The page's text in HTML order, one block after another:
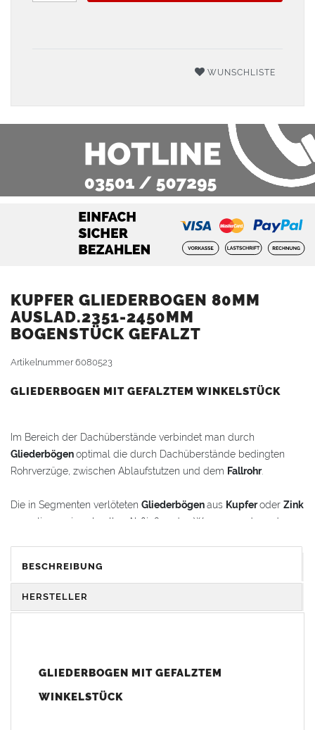
WUNSCHLISTE
KUPFER GLIEDERBOGEN 80MM
AUSLAD.2351-2450MM
BOGENSTÜCK GEFALZT
Artikelnummer6080523
GLIEDERBOGEN MIT GEFALZTEM WINKELSTÜCK
Im Bereich der Dachüberstände verbindet man durch
Gliederbögenoptimal die durch Dachüberstände bedingten
Rohrverzüge, zwischen Ablaufstutzen und dem Fallrohr.
Die in Segmenten verlöteten Gliederbögenaus Kupferoder Zink
garantieren ein schnelles Abfließen des Wassers und werden
Gliederbogenwird mit einem gefalztem Standard-
Winkelstück geliefert. Auf Wunsch kann das Winkelstück auch
BESCHREIBUNG
HERSTELLER
GLIEDERBOGEN MIT GEFALZTEM
WINKELSTÜCK